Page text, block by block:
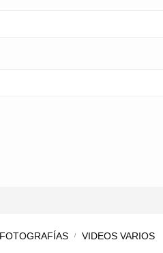
FOTOGRAFÍAS VIDEOS VARIOS